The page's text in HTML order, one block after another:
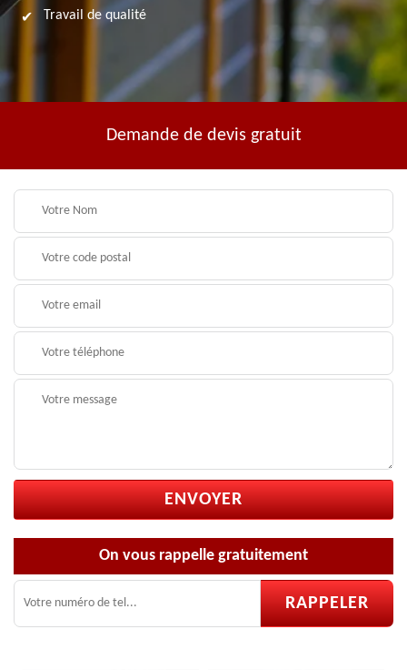
Travail de qualité
Demande de devis gratuit
On vous rappelle gratuitement